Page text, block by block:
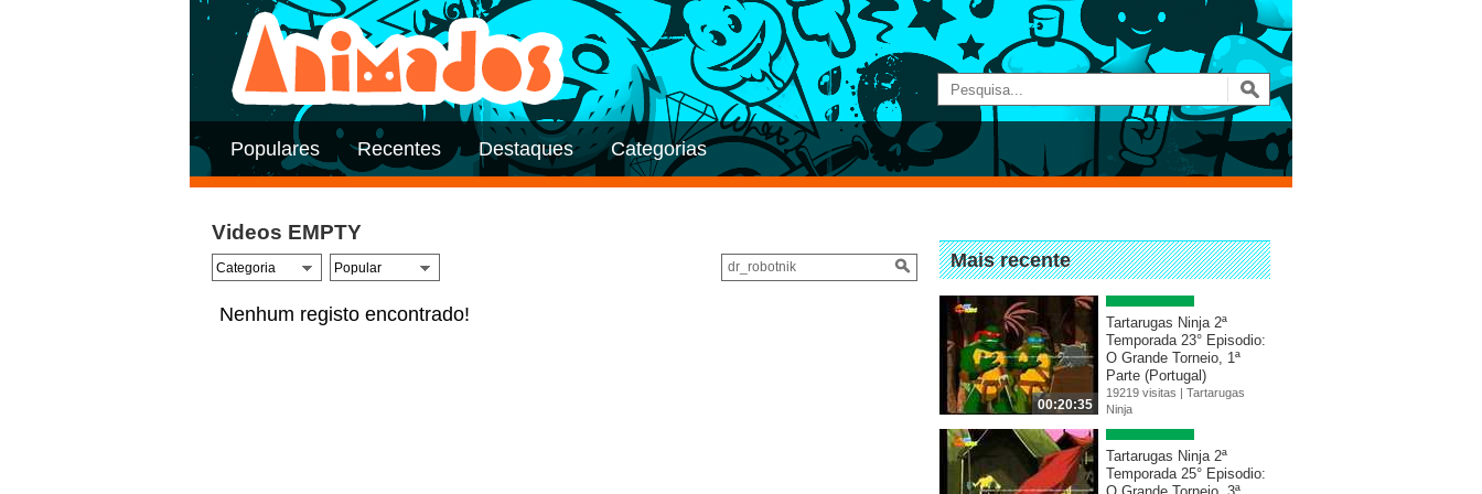
Populares Recentes Destaques Categorias
Videos EMPTY
Nenhum registo encontrado!
Mais recente
00:20:35
Tartarugas Ninja 2ª
Temporada 23° Episodio:
O Grande Torneio, 1ª
Parte (Portugal)
19219 visitas | Tartarugas
Ninja
Tartarugas Ninja 2ª
Temporada 25° Episodio: